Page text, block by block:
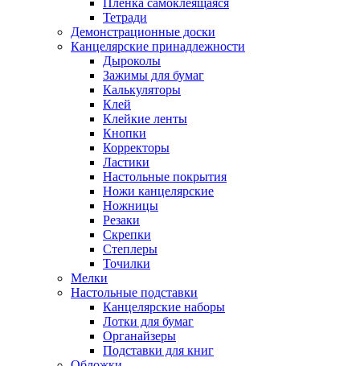
Пленка самоклеящаяся
Тетради
Демонстрационные доски
Канцелярские принадлежности
Дыроколы
Зажимы для бумаг
Калькуляторы
Клей
Клейкие ленты
Кнопки
Корректоры
Ластики
Настольные покрытия
Ножи канцелярские
Ножницы
Резаки
Скрепки
Степлеры
Точилки
Мелки
Настольные подставки
Канцелярские наборы
Лотки для бумаг
Органайзеры
Подставки для книг